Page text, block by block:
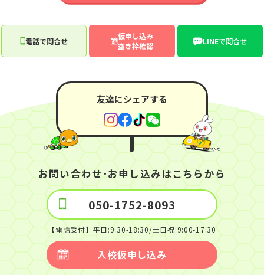
この約款で「募集型企画旅行」とは当社が、合宿免許参加者の
募集のためにあらかじめ、合宿免許目的地及び日程、合宿免許
参加者が提供を受けることができる自動車教習所、（学校）、
交通手段、宿泊施設その他付帯するサービスを手配し、教習所
の未受講の場合は、キャンセル料及びその未受講によって生じ
る延泊宿泊料(食事含む)をお支払いいただきます。
第三条（契約の成立および取消）
当社の募集型企画旅行契約にお申込みされるお客様は、お電話
またはメール、LINE、SNS等でお申込みの手続きが完了し当社
からお申込内容または内容確認書を送付した場合、本契約成立
となります。但し、お客様が18歳未満の未成年者の場合は、親
権者の同意確認後（父母の一方が同意書等の対応をする場合に
は、もう一方の同意も取得して行うべきものとします）の本契
約成立となります。
本契約成立後、教習料金その他契約で定めた一切の費用を書類
記載の期日までにお支払いただきます。 本契約を解除するとき
は一部入金又はご入金いただいた全額から、取消料、事務手数
料を引いた金額を返金し、振込手数料はお客様の負担と致しま
す。 また、ご入金前の場合は事務手数料のお支払が必要とな
り、振込手数料はお客様の負担と致します。なお、取消料と事
務手数料については、第5条に明記します。
電話で問合せ
仮申し込み
空き枠確認
LINEで問合せ
友達にシェアする
お問い合わせ･お申し込みはこちらから
050-1752-8093
【電話受付】平日:9:30-18:30/土日祝:9:00-17:30
入校仮申し込み